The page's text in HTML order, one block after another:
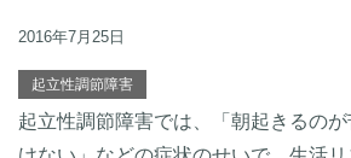
2016年7月25日
起立性調節障害
起立性調節障害では、「朝起きるの